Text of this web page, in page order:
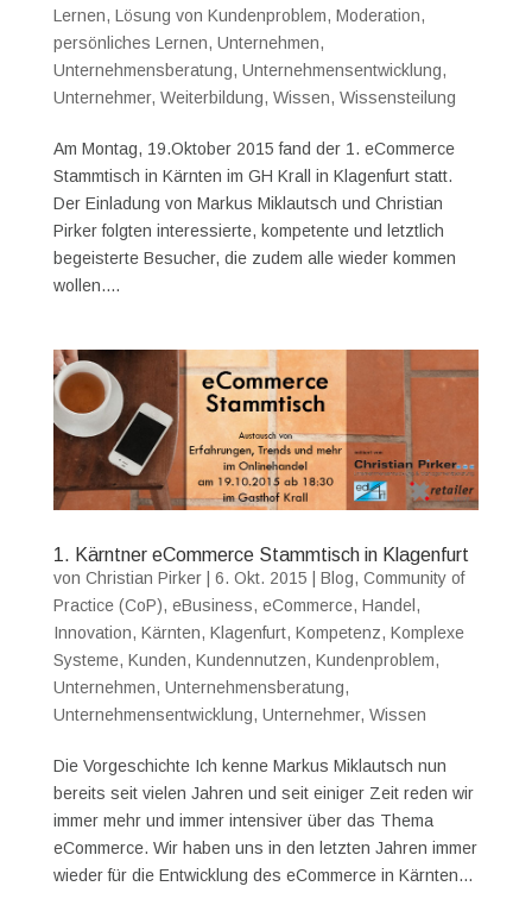
Lernen, Lösung von Kundenproblem, Moderation,
persönliches Lernen, Unternehmen,
Unternehmensberatung, Unternehmensentwicklung,
Unternehmer, Weiterbildung, Wissen, Wissensteilung
Am Montag, 19.Oktober 2015 fand der 1. eCommerce
Stammtisch in Kärnten im GH Krall in Klagenfurt statt.
Der Einladung von Markus Miklautsch und Christian
Pirker folgten interessierte, kompetente und letztlich
begeisterte Besucher, die zudem alle wieder kommen
wollen....
1. Kärntner eCommerce Stammtisch in Klagenfurt
von Christian Pirker| 6. Okt. 2015 Blog, Community of
Practice (CoP), eBusiness, eCommerce, Handel ,
Innovation, Kärnten, Klagenfurt, Kompetenz, Komplexe
Systeme, Kunden, Kundennutzen, Kundenproblem,
Unternehmen, Unternehmensberatung,
Unternehmensentwicklung, Unternehmer, Wissen
Die Vorgeschichte Ich kenne Markus Miklautsch nun
bereits seit vielen Jahren und seit einiger Zeit reden wir
immer mehr und immer intensiver über das Thema
eCommerce. Wir haben uns in den letzten Jahren immer
wieder für die Entwicklung des eCommerce in Kärnten...